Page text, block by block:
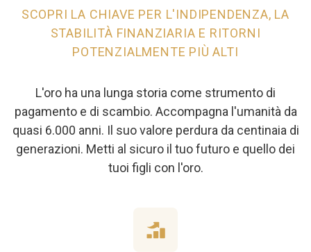
SCOPRI LA CHIAVE PER L'INDIPENDENZA, LA
STABILITÀ FINANZIARIA E RITORNI
POTENZIALMENTE PIÙ ALTI
L'oro ha una lunga storia come strumento di
pagamento e di scambio. Accompagna l'umanità da
quasi 6.000 anni. Il suo valore perdura da centinaia di
generazioni. Metti al sicuro il tuo futuro e quello dei
tuoi figli con l'oro.